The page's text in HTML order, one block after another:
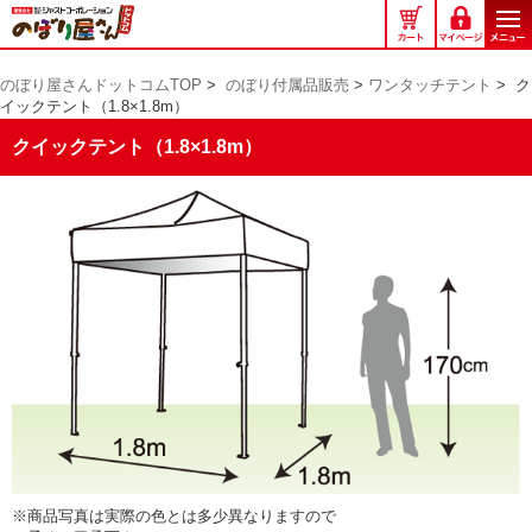
の
ぼ
屋
さ
ん
のぼり屋さんドットコムTOP > のぼり付属品販売 > ワンタッチテント > ク
イックテント（1.8×1.8m）
クイックテント（1.8×1.8m）
※商品写真は実際の色とは多少異なりますので